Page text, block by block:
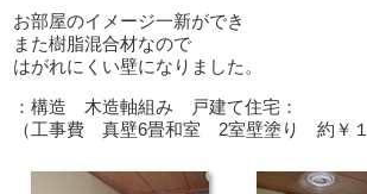
お部屋のイメージ一新ができ
また樹脂混合材なので
はがれにくい壁になりました。
：構造 木造軸組み 戸建て住宅：
（工事費 真壁6畳和室 2室壁塗り 約￥１